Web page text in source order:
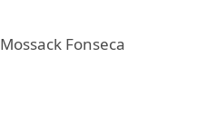
Mossack Fonseca